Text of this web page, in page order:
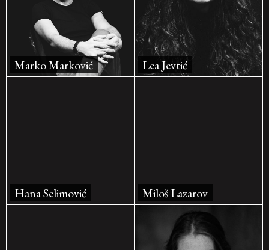
Marko Marković Lea Jevtić
Hana Selimović Miloš Lazarov